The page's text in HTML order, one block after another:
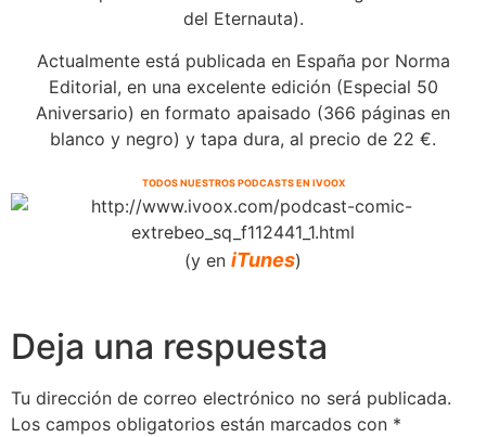
del Eternauta).
Actualmente está publicada en España por Norma
Editorial, en una excelente edición (Especial 50
Aniversario) en formato apaisado (366 páginas en
blanco y negro) y tapa dura, al precio de 22 €.
TODOS NUESTROS PODCASTS EN IVOOX
(y en iTunes)
Deja una respuesta
Tu dirección de correo electrónico no será publicada.
Los campos obligatorios están marcados con *